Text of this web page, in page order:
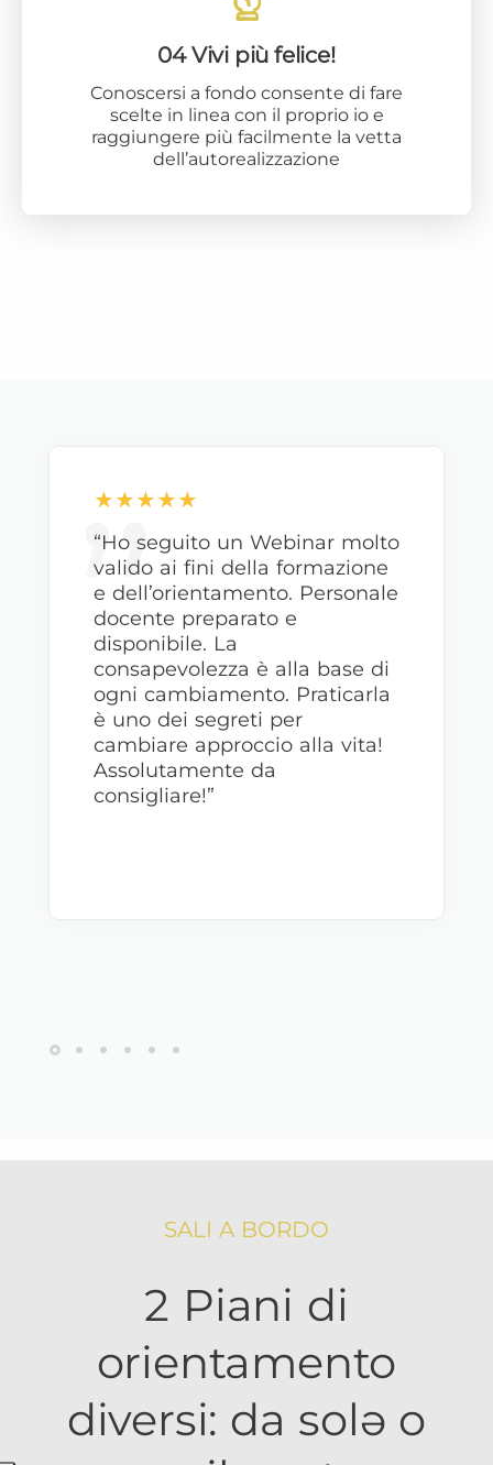
04 Vivi più felice!
Conoscersi a fondo consente di fare
scelte in linea con il proprio io e
raggiungere più facilmente la vetta
dell’autorealizzazione
“Vorrei complimentarmi con
voi per il percorso di
orientamento. Mia figlia ha
avuto un coaching One to
One di approfondimento del
Progetto di sviluppo con il
vostro coach. Un incontro
ricco di preziosi consigli dati
con passione e dolcezza da
un esperto empatico e
gentile. Grazie per questo
SALI A BORDO
2 Piani di
orientamento
diversi: da solə o